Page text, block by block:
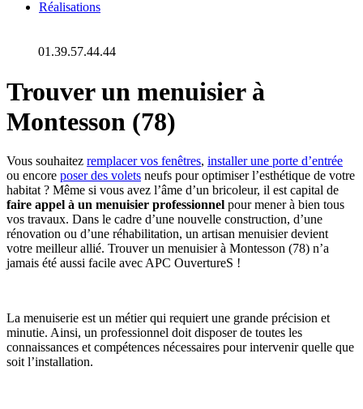
Réalisations
01.39.57.44.44
Trouver un menuisier à
Montesson (78)
Vous souhaitez remplacer vos fenêtres, installer une porte d’entrée
ou encore poser des volets neufs pour optimiser l’esthétique de votre
habitat ? Même si vous avez l’âme d’un bricoleur, il est capital de
faire appel à un menuisier professionnel pour mener à bien tous
vos travaux. Dans le cadre d’une nouvelle construction, d’une
rénovation ou d’une réhabilitation, un artisan menuisier devient
votre meilleur allié. Trouver un menuisier à Montesson (78) n’a
jamais été aussi facile avec APC OuvertureS !
La menuiserie est un métier qui requiert une grande précision et
minutie. Ainsi, un professionnel doit disposer de toutes les
connaissances et compétences nécessaires pour intervenir quelle que
soit l’installation.